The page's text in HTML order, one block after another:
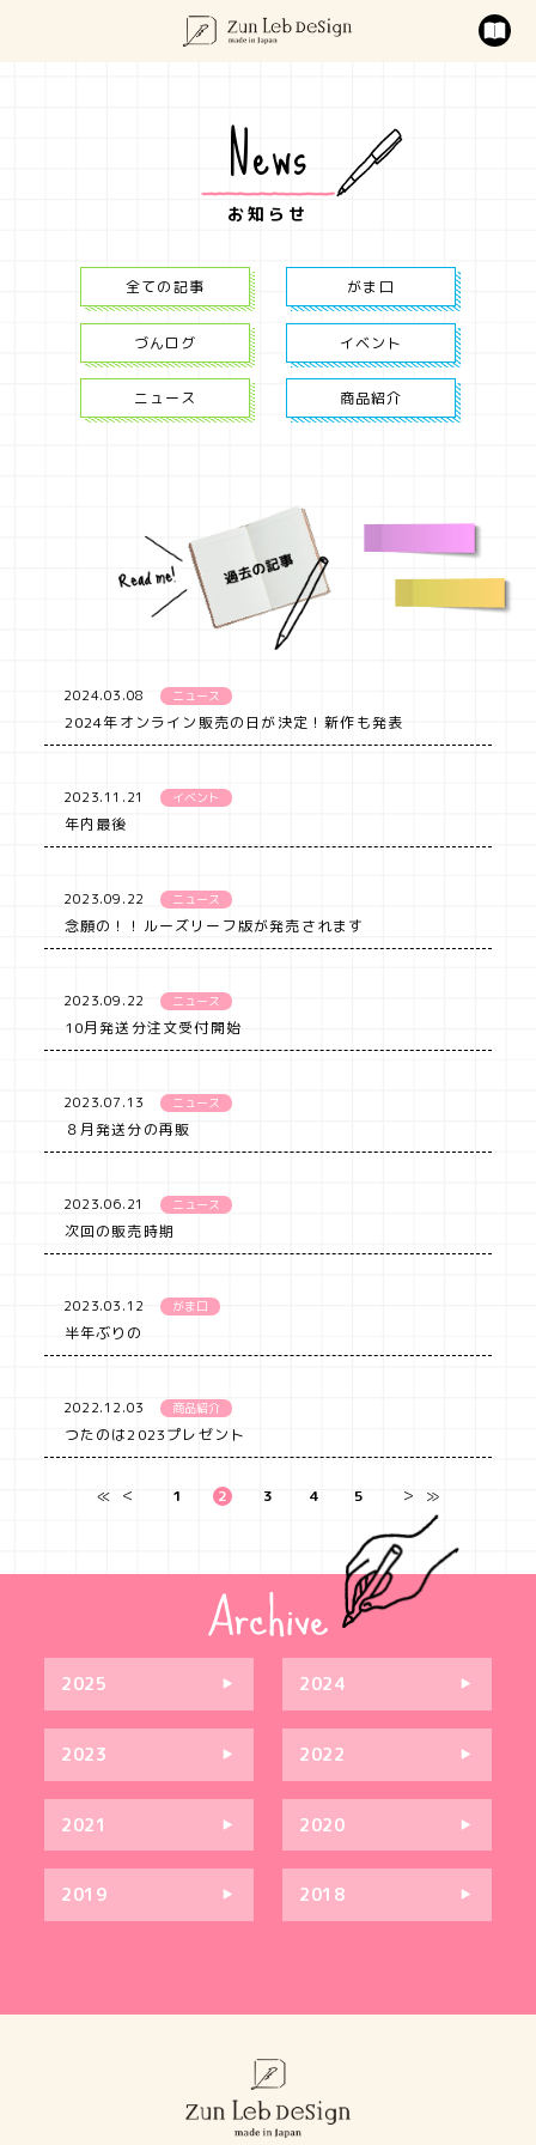
News
お知らせ
全ての記事 がま口
づんログ イベント
ニュース 商品紹介
2024.03.08 ニュース
2024年オンライン販売の日が決定！新作も発表
2023.11.21 イベント
年内最後
2023.09.22 ニュース
念願の！！ルーズリーフ版が発売されます
2023.09.22 ニュース
10月発送分注文受付開始
2023.07.13 ニュース
８月発送分の再販
2023.06.21 ニュース
次回の販売時期
2023.03.12 がま口
半年ぶりの
2022.12.03 商品紹介
つたのは2023プレゼント
≪ ＜ 1 2 3 4 5 ＞ ≫
2025 2024
2023 2022
2021 2020
2019 2018